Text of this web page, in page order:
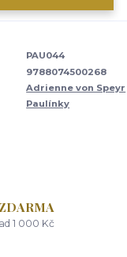
PAU044
9788074500268
Adrienne von Speyr
Paulínky
1 000 Kč